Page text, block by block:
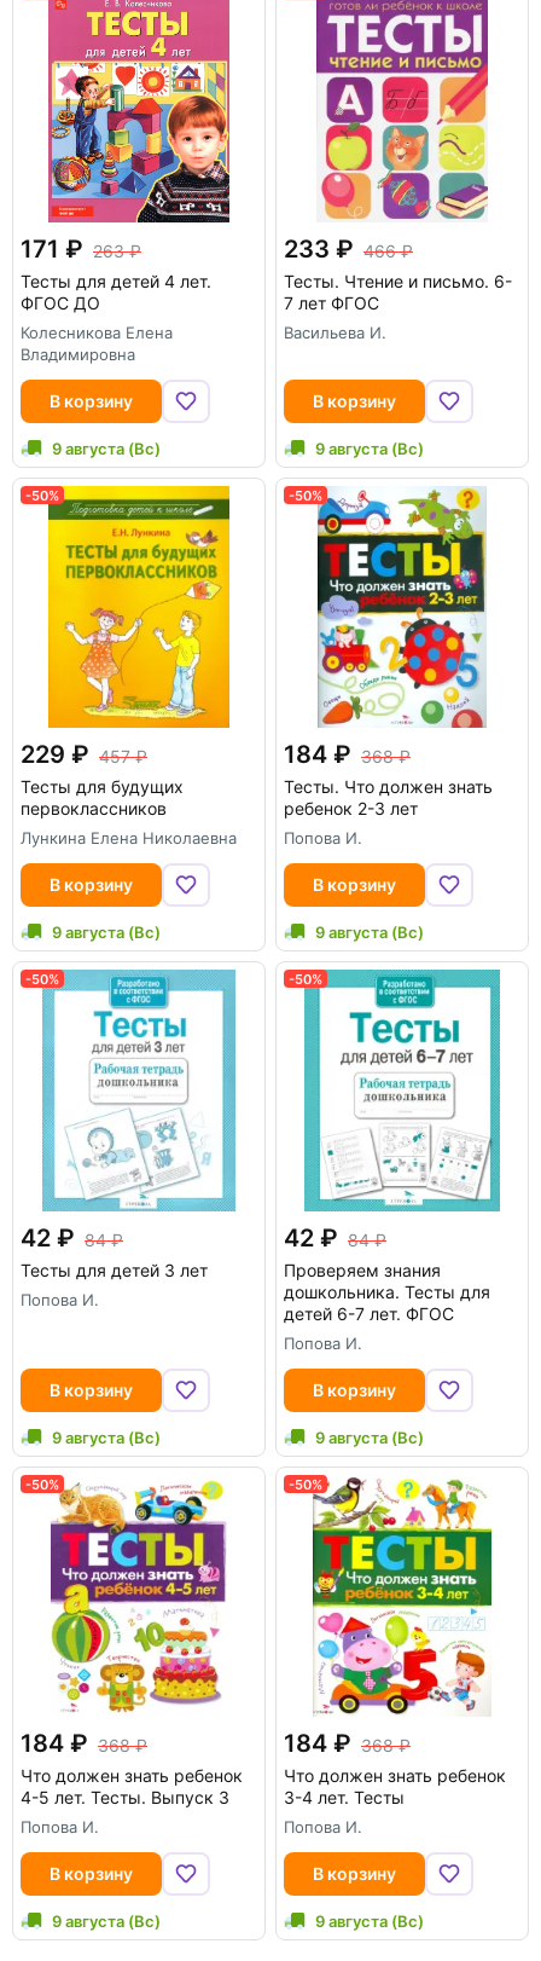
171
263
Тесты для детей 4 лет.
ФГОС ДО
Колесникова Елена
Владимировна
В корзину
9 августа (Вс)
233
466
Тесты. Чтение и письмо. 6-
7 лет ФГОС
Васильева И.
В корзину
9 августа (Вс)
-50%
229
457
Тесты для будущих
первоклассников
Лункина Елена Николаевна
В корзину
9 августа (Вс)
-50%
184
368
Тесты. Что должен знать
ребенок 2-3 лет
Попова И.
В корзину
9 августа (Вс)
-50%
42
84
Тесты для детей 3 лет
Попова И.
В корзину
9 августа (Вс)
-50%
42
84
Проверяем знания
дошкольника. Тесты для
детей 6-7 лет. ФГОС
Попова И.
В корзину
9 августа (Вс)
-50%
184
368
Что должен знать ребенок
4-5 лет. Тесты. Выпуск 3
Попова И.
В корзину
9 августа (Вс)
-50%
184
368
Что должен знать ребенок
3-4 лет. Тесты
Попова И.
В корзину
9 августа (Вс)